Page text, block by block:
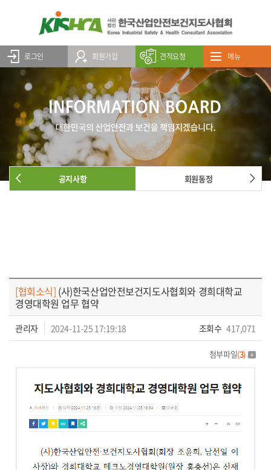
로그인 회원가입 견적요청 메뉴
공지사항 회원동정
공지사항
[협회소식] (사)한국산업안전보건지도사협회와 경희대학교
경영대학원 업무 협약
관리자 2024-11-25 17:19:18 조회수 417,071
첨부파일(3)